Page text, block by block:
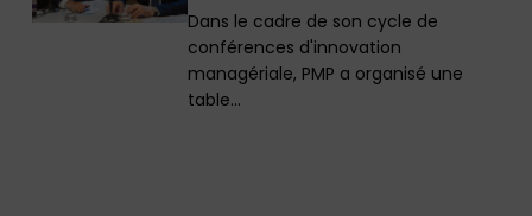
Dans le cadre de son cycle de
conférences d'innovation
managériale, PMP a organisé une
table…